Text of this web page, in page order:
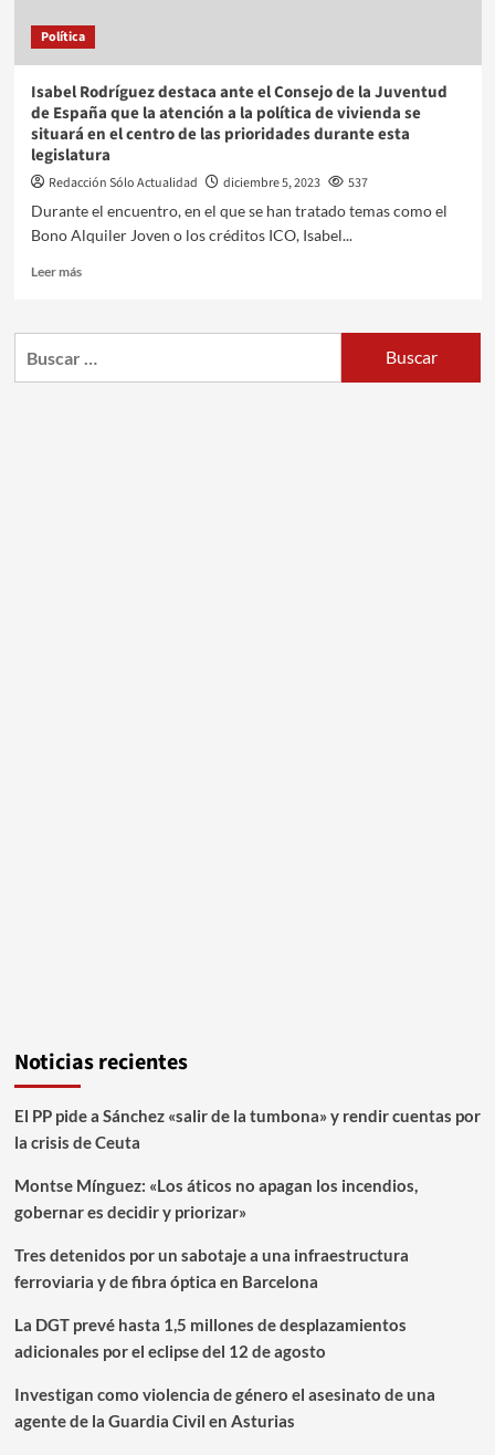
Política
Isabel Rodríguez destaca ante el Consejo de la Juventud
de España que la atención a la política de vivienda se
situará en el centro de las prioridades durante esta
legislatura
Redacción Sólo Actualidad diciembre 5, 2023
537
Durante el encuentro, en el que se han tratado temas como el
Bono Alquiler Joven o los créditos ICO, Isabel...
Leer más
Noticias recientes
El PP pide a Sánchez «salir de la tumbona» y rendir cuentas por
la crisis de Ceuta
Montse Mínguez: «Los áticos no apagan los incendios,
gobernar es decidir y priorizar»
Tres detenidos por un sabotaje a una infraestructura
ferroviaria y de fibra óptica en Barcelona
La DGT prevé hasta 1,5 millones de desplazamientos
adicionales por el eclipse del 12 de agosto
Investigan como violencia de género el asesinato de una
agente de la Guardia Civil en Asturias